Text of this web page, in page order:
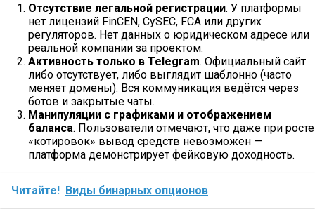
Отсутствие легальной регистрации. У платформы
нет лицензий FinCEN, CySEC, FCA или других
регуляторов. Нет данных о юридическом адресе или
реальной компании за проектом.
Активность только в Telegram. Официальный сайт
либо отсутствует, либо выглядит шаблонно (часто
меняет домены). Вся коммуникация ведётся через
ботов и закрытые чаты.
Манипуляции с графиками и отображением
баланса. Пользователи отмечают, что даже при росте
«котировок» вывод средств невозможен —
платформа демонстрирует фейковую доходность.
Читайте! Виды бинарных опционов